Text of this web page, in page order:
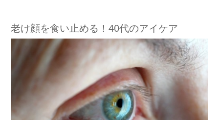
老け顔を食い止める！40代のアイケア